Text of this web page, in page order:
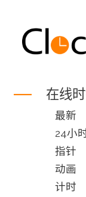
在线
最新
24小
指针
动画
计时